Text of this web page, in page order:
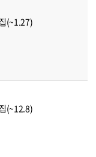
(~1.27)
(~12.8)